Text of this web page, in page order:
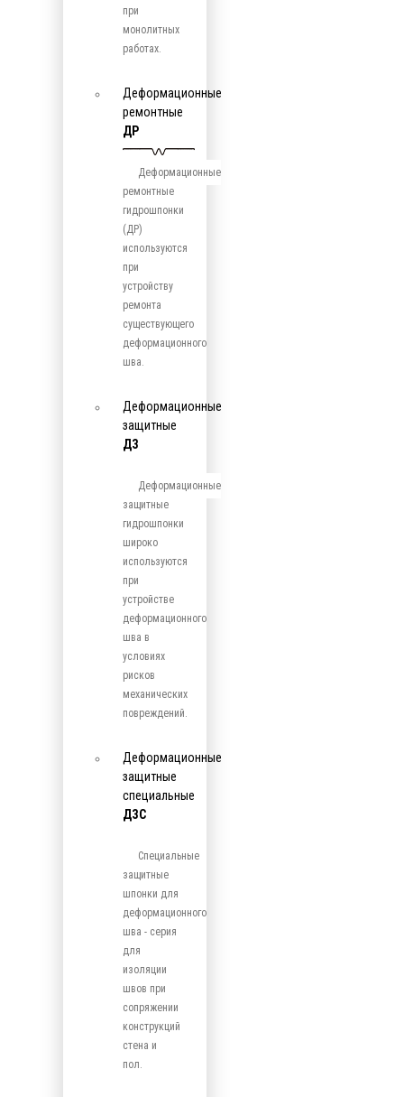
при
монолитных
работах.
Деформационные
ремонтные
ДР
Деформационные
ремонтные
гидрошпонки
(ДР)
используются
при
устройству
ремонта
существующего
деформационного
шва.
Деформационные
защитные
ДЗ
Деформационные
защитные
гидрошпонки
широко
используются
при
устройстве
деформационного
шва в
условиях
рисков
механических
повреждений.
Деформационные
защитные
специальные
ДЗС
Специальные
защитные
шпонки для
деформационного
шва - серия
для
изоляции
швов при
сопряжении
конструкций
стена и
пол.